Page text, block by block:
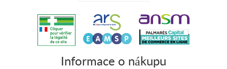
Informace o nákupu